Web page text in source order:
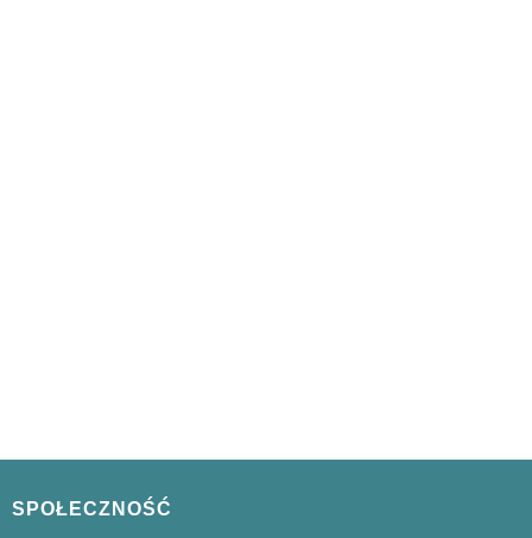
SPOŁECZNOŚĆ